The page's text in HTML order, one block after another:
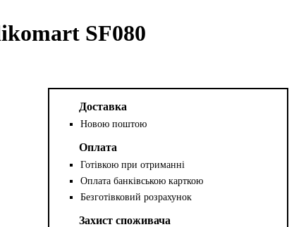
SF080
Доставка
Новою поштою
Оплата
Готівкою при отриманні
Оплата банківською карткою
Безготівковий розрахунок
Захист споживача